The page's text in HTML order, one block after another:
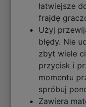
łatwiejsze
frajdę
Użyj
błędy. Nie
zbyt wiele
przycisk i
momentu
spróbuj
Zawiera